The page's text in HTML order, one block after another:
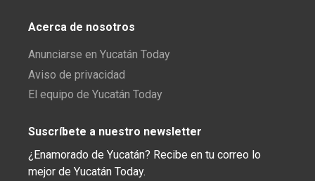
Acerca de nosotros
Anunciarse en Yucatán Today
Aviso de privacidad
El equipo de Yucatán Today
Suscríbete a nuestro newsletter
¿Enamorado de Yucatán? Recibe en tu correo lo
mejor de Yucatán Today.